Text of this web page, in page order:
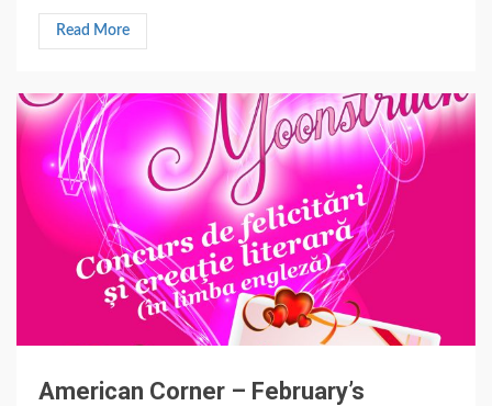
Read More
American Corner – February’s